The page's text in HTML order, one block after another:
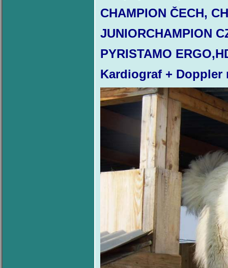
CHAMPION ČECH,
JUNIORCHAMPION
PYRISTAMO
Kardiograf + Doppler